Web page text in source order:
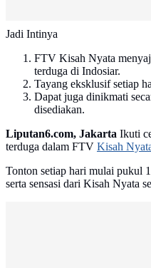
Jadi Intinya
FTV Kisah Nyata
terduga di Indosiar.
Tayang eksklusif setiap
Dapat juga dinikmati
disediakan.
Liputan6.com, Jakarta Ikuti
terduga dalam FTV Kisah
Tonton setiap hari mulai pukul
serta sensasi dari Kisah Nyata